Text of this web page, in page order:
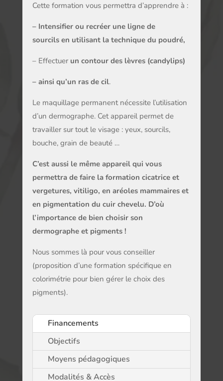
Cette formation vous permettra d’apprendre à :
– Intensifier ou recréer une ligne de
sourcils en utilisant la technique du poudré,
– Effectuer un contour des lèvres (candylips)
– ainsi qu’un ras de cil.
Le maquillage permanent nécessite l’utilisation
d’un dermographe. Cet appareil permet de
travailler sur tout le visage : yeux, sourcils,
bouche, grain de beauté …
C’est aussi le même appareil qui vous
permettra de faire la formation cicatrice et
vergetures, vitiligo, en aréoles mammaires et
en pigmentation du cuir chevelu. D’où
l’importance de bien choisir son
dermographe et pigments!
Nous sommes là pour vous conseiller
(proposition d’une formation spécifique en
colorimétrie pour bien gérer le choix des
pigments).
Financements
Objectifs
Moyens pédagogiques
Modalités & Accès